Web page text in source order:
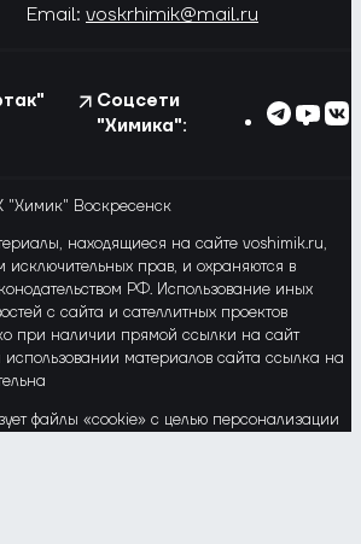
Email: voskrhimik@mail.ru
Соцсети
"Химика":
Воскресенск
находящиеся на сайте voshimik.ru,
исключительных прав, и охраняются в
РФ. Использование иных
с сайта и сателлитных проектов
при наличии прямой ссылки на сайт
материалов сайта ссылка на
файлы «cookie» с целью персонализации